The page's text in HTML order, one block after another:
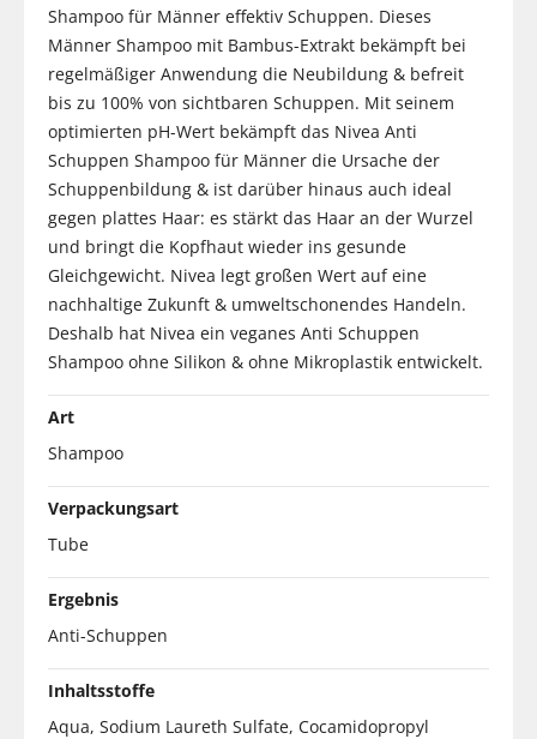
Shampoo für Männer effektiv Schuppen. Dieses
Männer Shampoo mit Bambus-Extrakt bekämpft bei
regelmäßiger Anwendung die Neubildung & befreit
bis zu 100% von sichtbaren Schuppen. Mit seinem
optimierten pH-Wert bekämpft das Nivea Anti
Schuppen Shampoo für Männer die Ursache der
Schuppenbildung & ist darüber hinaus auch ideal
gegen plattes Haar: es stärkt das Haar an der Wurzel
und bringt die Kopfhaut wieder ins gesunde
Gleichgewicht. Nivea legt großen Wert auf eine
nachhaltige Zukunft & umweltschonendes Handeln.
Deshalb hat Nivea ein veganes Anti Schuppen
Shampoo ohne Silikon & ohne Mikroplastik entwickelt.
Art
Shampoo
Verpackungsart
Tube
Ergebnis
Anti-Schuppen
Inhaltsstoffe
Aqua, Sodium Laureth Sulfate, Cocamidopropyl